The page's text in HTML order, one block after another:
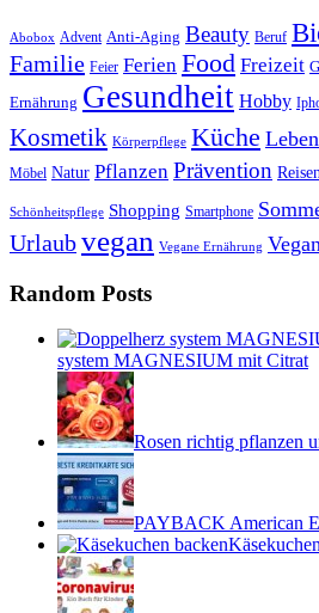
Abobox Advent Anti-Aging Beauty Beruf
Familie Feier Ferien Food Freizeit
Ernährung Gesundheit Hobby
Kosmetik Körperpflege Küche
Möbel Natur Pflanzen Prävention
Schönheitspflege Shopping Smartphone
Urlaubvegan Vegane Ernährung
Random Posts
system MAGNESIUM mit Citrat
Rosen richtig pflanzen
PAYBACK American